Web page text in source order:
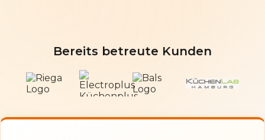
Bereits betreute Kunden